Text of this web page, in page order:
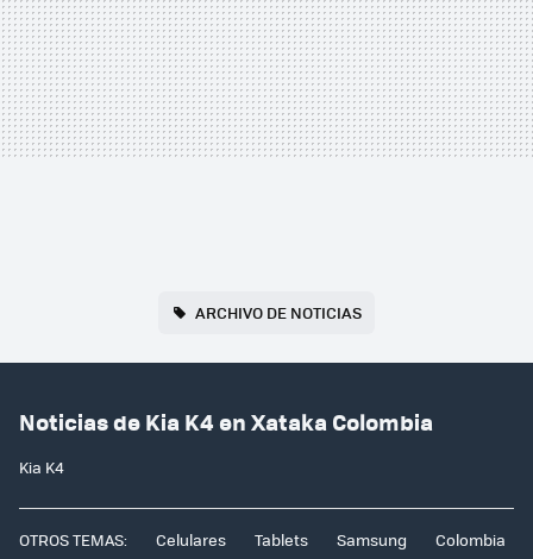
ARCHIVO DE NOTICIAS
Noticias de Kia K4 en Xataka Colombia
Kia K4
OTROS TEMAS: Celulares Tablets Samsung Colombia